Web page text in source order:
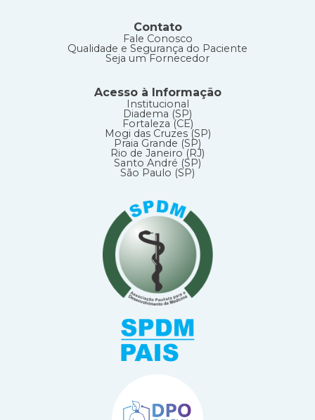
Contato
Fale Conosco
Qualidade e Segurança do Paciente
Seja um Fornecedor
Acesso à Informação
Institucional
Diadema (SP)
Fortaleza (CE)
Mogi das Cruzes (SP)
Praia Grande (SP)
Rio de Janeiro (RJ)
Santo André (SP)
São Paulo (SP)